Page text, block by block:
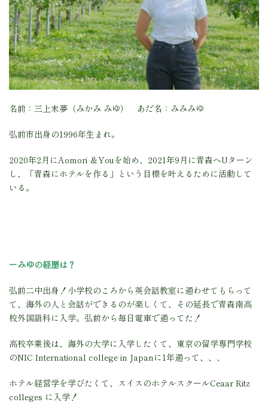
名前：三上未夢（みかみ みゆ） あだ名：みみみゆ
弘前市出身の1996年生まれ。
2020年2月にAomori ＆Youを始め、2021年9月に青森へUターン
し、「青森にホテルを作る」という目標を叶えるために活動して
いる。
ーみゆの経歴は？
弘前二中出身！小学校のころから 英会話教室に通わせてもらって
て、海外の人と会話ができるのが楽しくて、
その延長で青森南高
校外国語科に入学。弘前から毎日電車で通ってた！
高校卒業後は、海外の大学に入学したくて、東京の留学専門学校
のNIC International college in Japanに1年通って、、、
ホテル経営学を学びたくて、スイスのホテルスクールCeaar Ritz
colleges に入学！